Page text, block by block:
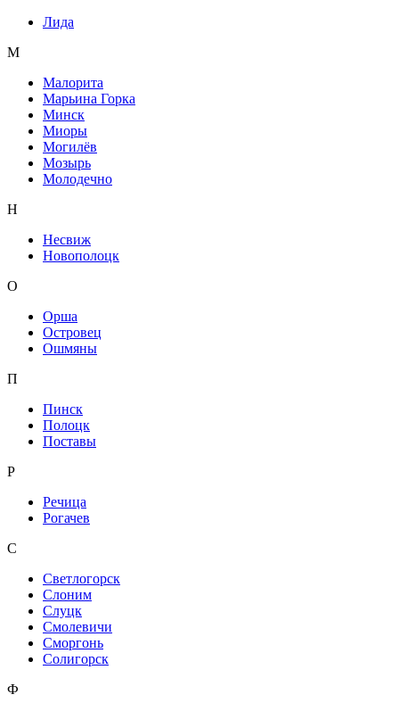
Лида
М
Малорита
Марьина Горка
Минск
Миоры
Могилёв
Мозырь
Молодечно
Н
Несвиж
Новополоцк
О
Орша
Островец
Ошмяны
П
Пинск
Полоцк
Поставы
Р
Речица
Рогачев
С
Светлогорск
Слоним
Слуцк
Смолевичи
Сморгонь
Солигорск
Ф